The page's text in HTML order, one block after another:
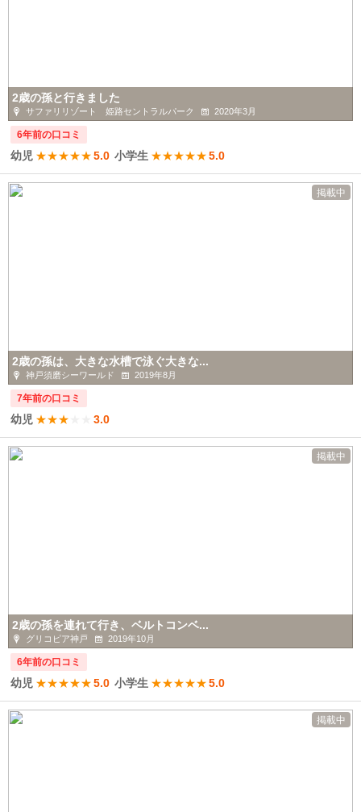
2歳の孫と行きました
サファリリゾート 姫路セントラルパーク 2020年3月
6年前の口コミ
幼児 ★★★★★5.0 小学生 ★★★★★5.0
掲載中
2歳の孫は、大きな水槽で泳ぐ大きな...
神戸須磨シーワールド 2019年8月
7年前の口コミ
幼児 ★★★ 3.0
掲載中
2歳の孫を連れて行き、ベルトコンベ...
グリコピア神戸 2019年10月
6年前の口コミ
幼児 ★★★★★5.0 小学生 ★★★★★5.0
掲載中